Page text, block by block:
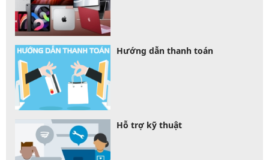
Hướng dẫn thanh toán
Hỗ trợ kỹ thuật